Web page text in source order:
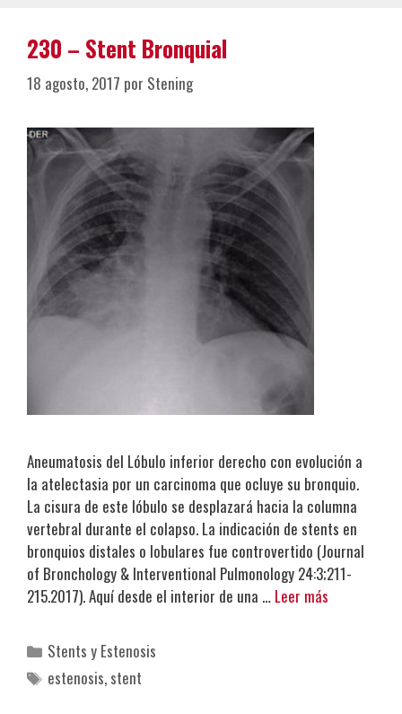
230 – Stent Bronquial
18 agosto, 2017 por Stening
Aneumatosis del Lóbulo inferior derecho con evolución a
la atelectasia por un carcinoma que ocluye su bronquio.
La cisura de este lóbulo se desplazará hacia la columna
vertebral durante el colapso. La indicación de stents en
bronquios distales o lobulares fue controvertido (Journal
of Bronchology & Interventional Pulmonology 24:3;211-
215.2017). Aquí desde el interior de una … Leer más
Categorías
Stents y Estenosis
Etiquetas
estenosis, stent